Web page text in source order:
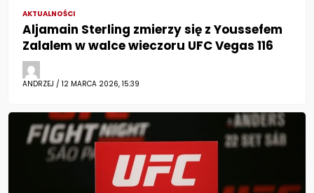
AKTUALNOŚCI
Aljamain Sterling zmierzy się z Youssefem
Zalalem w walce wieczoru UFC Vegas 116
ANDRZEJ / 12 MARCA 2026, 15:39